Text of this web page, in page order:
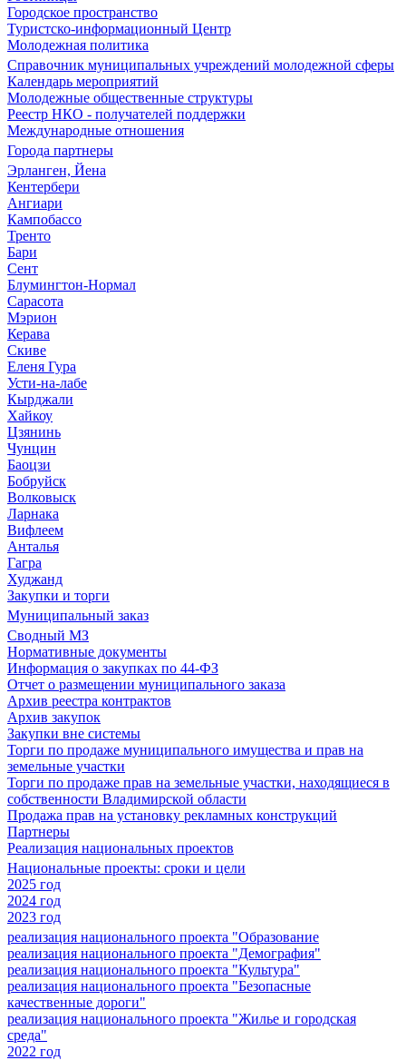
Городское пространство
Туристско-информационный Центр
Молодежная политика
Справочник муниципальных учреждений молодежной сферы
Календарь мероприятий
Молодежные общественные структуры
Реестр НКО - получателей поддержки
Международные отношения
Города партнеры
Эрланген, Йена
Кентербери
Ангиари
Кампобассо
Тренто
Бари
Сент
Блумингтон-Нормал
Сарасота
Мэрион
Керава
Скиве
Еленя Гура
Усти-на-лабе
Кырджали
Хайкоу
Цзянинь
Чунцин
Баоцзи
Бобруйск
Волковыск
Ларнака
Вифлеем
Анталья
Гагра
Худжанд
Закупки и торги
Муниципальный заказ
Сводный МЗ
Нормативные документы
Информация о закупках по 44-ФЗ
Отчет о размещении муниципального заказа
Архив реестра контрактов
Архив закупок
Закупки вне системы
Торги по продаже муниципального имущества и прав на
земельные участки
Торги по продаже прав на земельные участки, находящиеся в
собственности Владимирской области
Продажа прав на установку рекламных конструкций
Партнеры
Реализация национальных проектов
Национальные проекты: сроки и цели
2025 год
2024 год
2023 год
реализация национального проекта "Образование
реализация национального проекта "Демография"
реализация национального проекта "Культура"
реализация национального проекта "Безопасные
качественные дороги"
реализация национального проекта "Жилье и городская
среда"
2022 год